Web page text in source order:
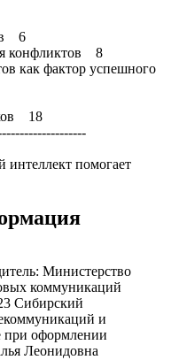
6
конфликтов 8
как фактор успешного
18
помогает
Министерство
коммуникаций
Сибирский
и
при оформлении
Леонидовна